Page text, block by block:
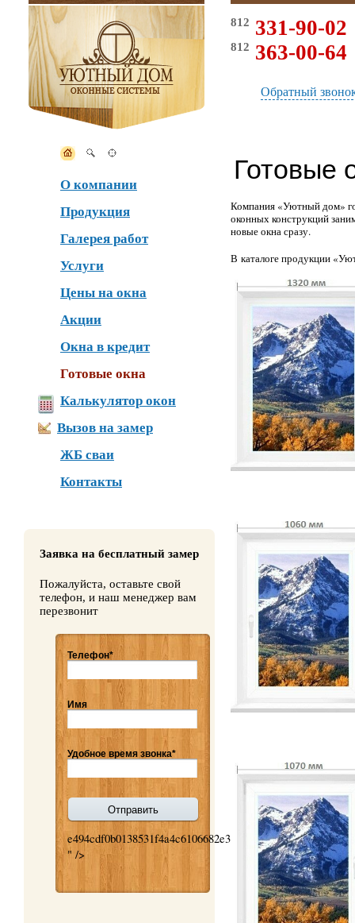
О компании
Продукция
Галерея работ
Услуги
Цены на окна
Акции
Окна в кредит
Готовые окна
Калькулятор окон
Вызов на замер
ЖБ сваи
Контакты
Заявка на бесплатный замер
Пожалуйста, оставьте свой
телефон, и наш менеджер вам
перезвонит
Телефон*
Имя
Удобное время звонка*
e494cdf0b0138531f4a4c6106682e3cc
" />
812 331-90-02
812 363-00-64
Обратный
Готовые
Компания «Уютный дом»
оконных конструкций
новые окна сразу.
В каталоге продукции